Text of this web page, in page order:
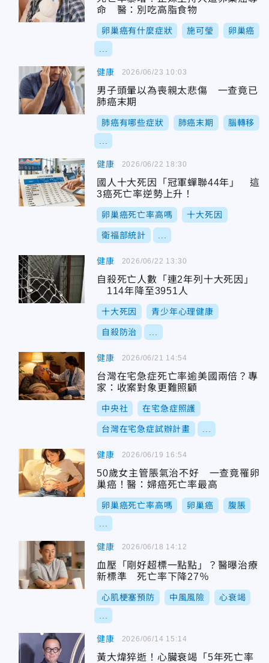
命 醫：別吃高脂食物
卵巢癌有什麼症狀 施可瑩 卵巢癌
健康
男子頭暈以為喪親太悲傷 一查竟已
肺癌末期
肺癌有哪些症狀 肺癌末期 腦轉移
2026/06/23 10:03
健康
國人十大死因「冠軍蟬聯44年」 這
3癌死亡率逆勢上升！
卵巢癌死亡率高嗎 十大死因
衛福部統計
2026/06/22 18:30
健康
自殺死亡人數「連2年列十大死因」
114年降至3951人
十大死因 青少年心理健康
自殺防治
2026/06/22 13:30
健康
台灣在宅急症死亡率逾美國兩倍？專
家：收案對象更難照顧
中央社 在宅急症照護
台灣在宅急症試辦計畫
2026/06/21 14:54
健康
50歲女主管脹氣治不好 一查竟罹卵
巢癌！醫：婦癌死亡率最高
卵巢癌死亡率高嗎 卵巢癌 腹脹
2026/06/19 16:54
健康
血壓「剛好超標一點點」？醫曝治療
新標準 死亡率下降27％
心肌梗塞預防 中風風險 心衰竭
2026/06/18 14:12
健康
黃大煒猝逝！心臟衰竭「5年死亡率
2026/06/14 15:14